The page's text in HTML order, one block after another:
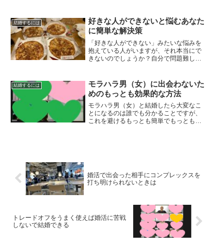
が、出会いの場で注意をするのはこんな
こと。
結婚するには
好きな人ができないと悩むあなた
に簡単な解決策
「好きな人ができない」みたいな悩みを
抱えている人がいますが、それ本当にで
きないのでしょうか？自分で問題難しく
結婚するには
モラハラ男（女）に出会わないた
めのもっとも効果的な方法
モラハラ男（女）と結婚したら大変なこ
とになるのは誰でも分かることですが、
これを避けるもっとも簡単でもっとも効
婚活で出会った相手にコンプレックスを
打ち明けられないときは
トレードオフをうまく使えば婚活に苦戦
しないで結婚できる